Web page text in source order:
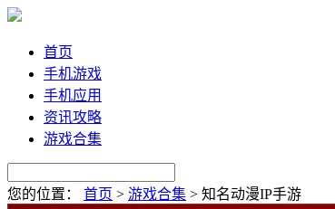
首页
手机游戏
手机应用
资讯攻略
游戏合集
您的位置： 首页 > 游戏合集 > 知名动漫IP手游